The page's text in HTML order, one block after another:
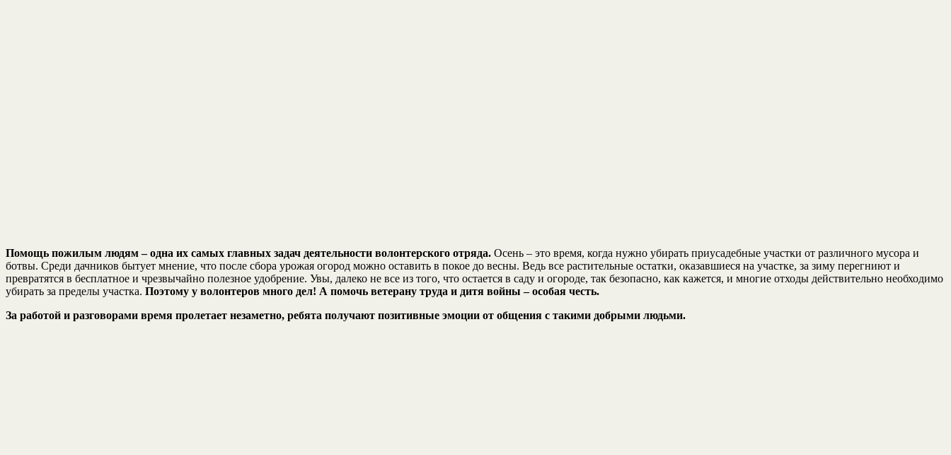
Помощь пожилым людям – одна их самых главных задач деятельности волонтерского отряда. Осень – это время, когда нужно убирать приусадебные участки от различного мусора и
ботвы. Среди дачников бытует мнение, что после сбора урожая огород можно оставить в покое до весны. Ведь все растительные остатки, оказавшиеся на участке, за зиму перегниют и
превратятся в бесплатное и чрезвычайно полезное удобрение. Увы, далеко не все из того, что остается в саду и огороде, так безопасно, как кажется, и многие отходы действительно необходимо
убирать за пределы участка. Поэтому у волонтеров много дел! А помочь ветерану труда и дитя войны – особая честь.
За работой и разговорами время пролетает незаметно, ребята получают позитивные эмоции от общения с такими добрыми людьми.